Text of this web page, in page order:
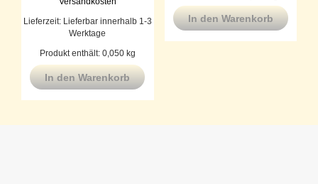
Lieferzeit: Lieferbar innerhalb 1-3
Werktage
Produkt enthält: 0,050 kg
In den Warenkorb
In den Warenkorb